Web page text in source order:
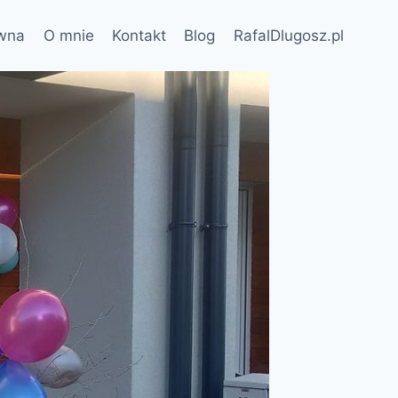
O mnie Kontakt Blog RafalDlugosz.pl